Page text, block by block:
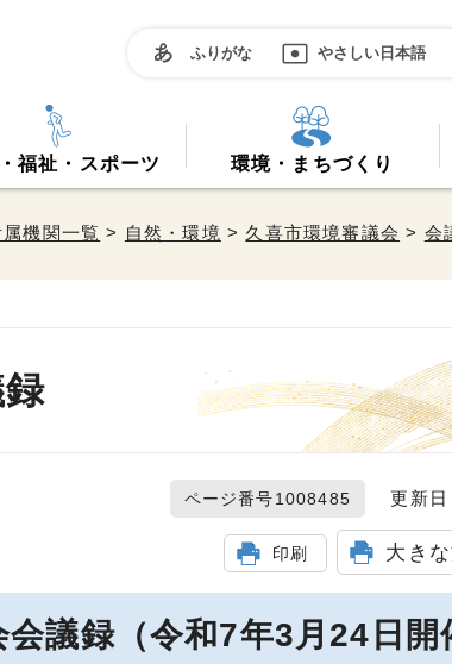
ふりがな やさしい日本語
福祉・スポーツ 環境・まちづくり
属機関一覧 > 自然・環境 > 久喜市環境審議会 > 会
ページ番号1008485 更新日
印刷 大き
議録（令和7年3月24日開